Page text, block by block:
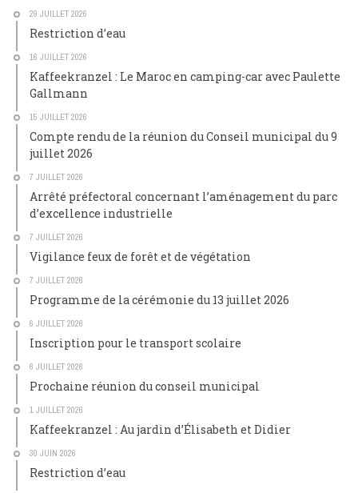
29 JUILLET 2026
Restriction d’eau
16 JUILLET 2026
Kaffeekranzel : Le Maroc en camping-car avec Paulette
Gallmann
15 JUILLET 2026
Compte rendu de la réunion du Conseil municipal du 9
juillet 2026
7 JUILLET 2026
Arrêté préfectoral concernant l’aménagement du parc
d’excellence industrielle
7 JUILLET 2026
Vigilance feux de forêt et de végétation
7 JUILLET 2026
Programme de la cérémonie du 13 juillet 2026
6 JUILLET 2026
Inscription pour le transport scolaire
6 JUILLET 2026
Prochaine réunion du conseil municipal
1 JUILLET 2026
Kaffeekranzel : Au jardin d’Élisabeth et Didier
30 JUIN 2026
Restriction d’eau